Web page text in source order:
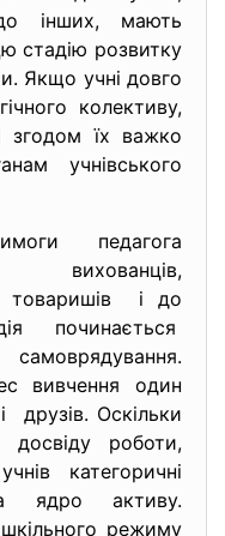
інших, мають
стадію розвитку
Якщо учні довго
колективу,
згодом їх важко
учнівського
педагога
вихованців,
товаришів і до
починається
вивчення один
друзів. Оскільки
роботи,
категоричні
ядро активу.
режиму